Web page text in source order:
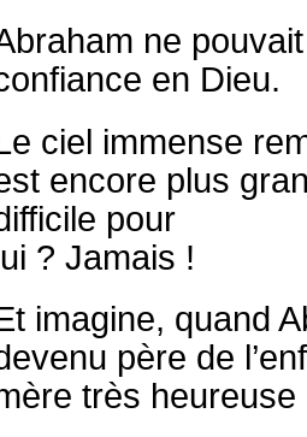
ne
en Dieu.
ciel immense
encore plus
pour
? Jamais !
imagine, quand
père de
très heureuse